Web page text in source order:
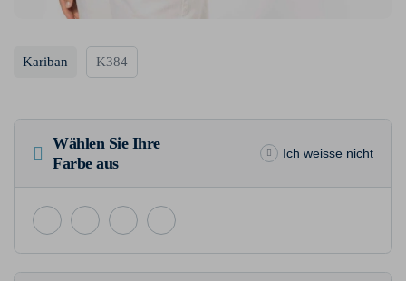
Kariban K384
Wählen Sie Ihre
Farbe aus
Ich weisse nicht